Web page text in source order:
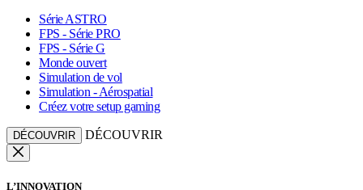
Série ASTRO
FPS - Série PRO
FPS - Série G
Monde ouvert
Simulation de vol
Simulation - Aérospatial
Créez votre setup gaming
DÉCOUVRIR DÉCOUVRIR
L’INNOVATION